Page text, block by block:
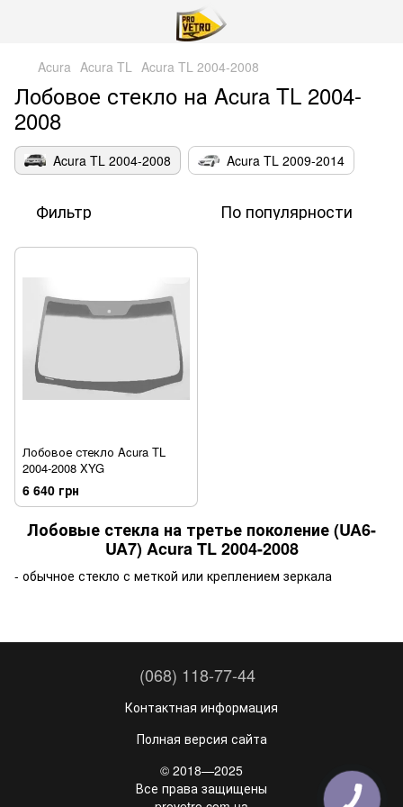
Acura Acura TL Acura TL 2004-2008
Лобовое стекло на Acura TL 2004-
2008
Acura TL 2004-2008 Acura TL 2009-2014
Фильтр По популярности
Лобовое стекло Acura TL
2004-2008 XYG
6 640 грн
Лобовые стекла на третье поколение (UA6-
UA7) Acura TL 2004-2008
- обычное стекло с меткой или креплением зеркала
(068) 118-77-44
Контактная информация
Полная версия сайта
© 2018—2025
Все права защищены